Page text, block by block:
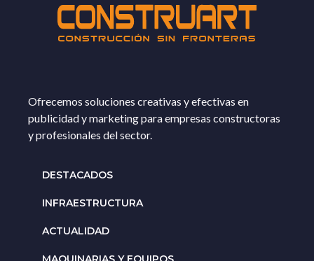
Ofrecemos soluciones creativas y efectivas en
publicidad y marketing para empresas constructoras
y profesionales del sector.
DESTACADOS
INFRAESTRUCTURA
ACTUALIDAD